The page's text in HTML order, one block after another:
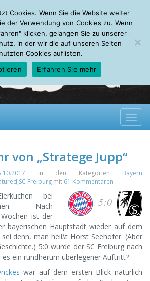
About Autoren Leseempfehlungen FAQ
von „Stratege Jupp“
in den Kategorien Bayern
,SC Freiburg mit 61 Kommentaren
5:0
bei
Nach
ist der
bayerischen Hauptstadt wieder auf dem
denn, man heißt Horst Seehofer. (Aber
5:0 wurde der SC Freiburg nach
es ein rundherum überlegener Auftritt?
war auf dem ersten Blick natürlich
Cookies. Wenn Sie die Website weiter
der Verwendung von Cookies zu. Wenn
klicken, gelangen Sie zu unserer
in der wir die auf unseren Seiten
Cookies auflisten.
Erfahren Sie mehr